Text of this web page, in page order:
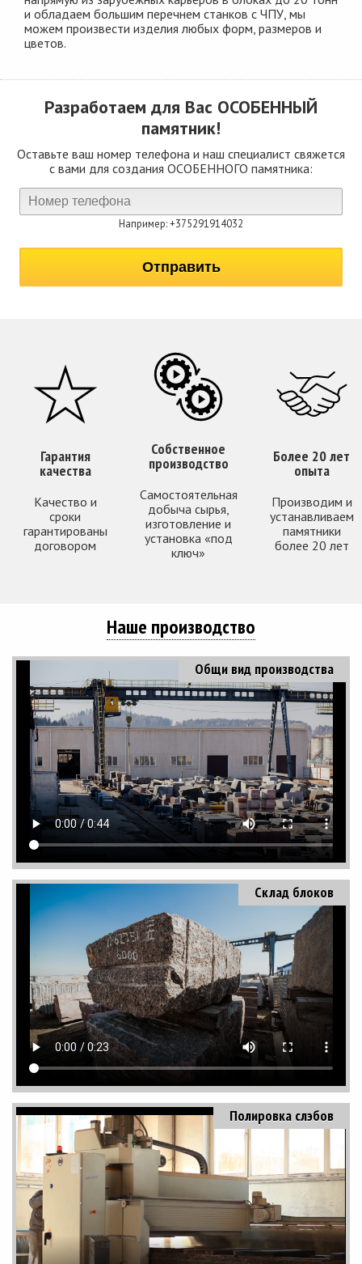
и обладаем большим перечнем станков с ЧПУ, мы
можем произвести изделия любых форм, размеров и
цветов.
Разработаем для Вас ОСОБЕННЫЙ
памятник!
Оставьте ваш номер телефона и наш специалист свяжется
с вами для создания ОСОБЕННОГО памятника:
Например: +375291914032
Гарантия
качества
Качество и
сроки
гарантированы
договором
Собственное
производство
Самостоятельная
добыча сырья,
изготовление и
установка «под
ключ»
Более 20 лет
опыта
Производим и
устанавливаем
памятники
более 20 лет
Наше производство
Общи вид производства
Склад блоков
Полировка слэбов